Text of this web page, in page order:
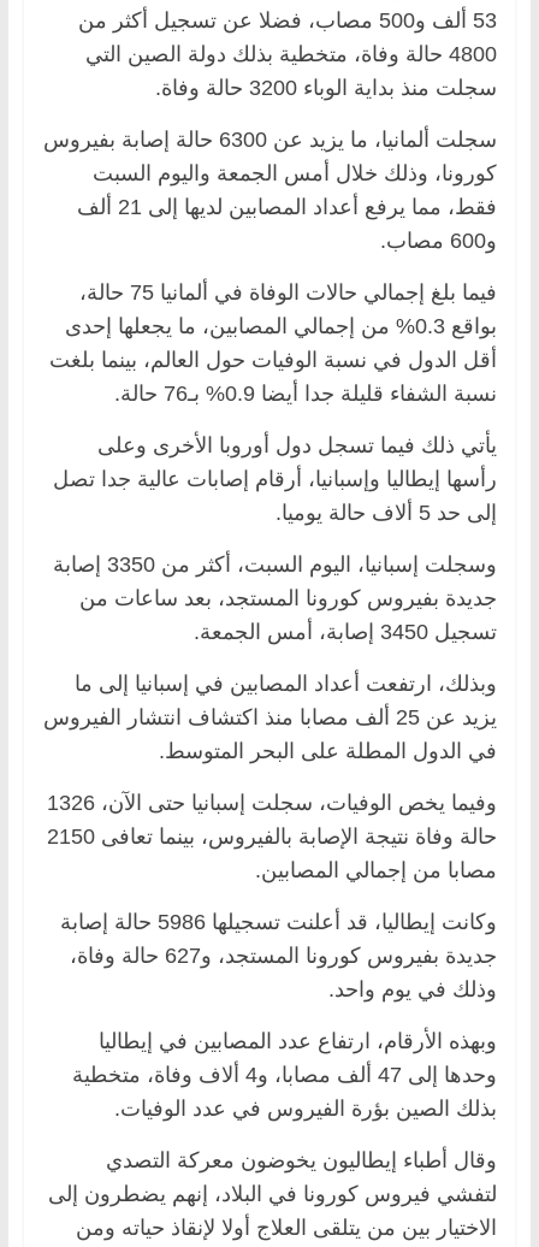
53 ألف و500 مصاب، فضلا عن تسجيل أكثر من
4800 حالة وفاة، متخطية بذلك دولة الصين التي
سجلت منذ بداية الوباء 3200 حالة وفاة.
سجلت ألمانيا، ما يزيد عن 6300 حالة إصابة بفيروس
كورونا، وذلك خلال أمس الجمعة واليوم السبت
فقط، مما يرفع أعداد المصابين لديها إلى 21 ألف
و600 مصاب.
فيما بلغ إجمالي حالات الوفاة في ألمانيا 75 حالة،
بواقع 0.3% من إجمالي المصابين، ما يجعلها إحدى
أقل الدول في نسبة الوفيات حول العالم، بينما بلغت
نسبة الشفاء قليلة جدا أيضا 0.9% بـ76 حالة.
يأتي ذلك فيما تسجل دول أوروبا الأخرى وعلى
رأسها إيطاليا وإسبانيا، أرقام إصابات عالية جدا تصل
إلى حد 5 ألاف حالة يوميا.
وسجلت إسبانيا، اليوم السبت، أكثر من 3350 إصابة
جديدة بفيروس كورونا المستجد، بعد ساعات من
تسجيل 3450 إصابة، أمس الجمعة.
وبذلك، ارتفعت أعداد المصابين في إسبانيا إلى ما
يزيد عن 25 ألف مصابا منذ اكتشاف انتشار الفيروس
في الدول المطلة على البحر المتوسط.
وفيما يخص الوفيات، سجلت إسبانيا حتى الآن، 1326
حالة وفاة نتيجة الإصابة بالفيروس، بينما تعافى 2150
مصابا من إجمالي المصابين.
وكانت إيطاليا، قد أعلنت تسجيلها 5986 حالة إصابة
جديدة بفيروس كورونا المستجد، و627 حالة وفاة،
وذلك في يوم واحد.
وبهذه الأرقام، ارتفاع عدد المصابين في إيطاليا
وحدها إلى 47 ألف مصابا، و4 ألاف وفاة، متخطية
بذلك الصين بؤرة الفيروس في عدد الوفيات.
وقال أطباء إيطاليون يخوضون معركة التصدي
لتفشي فيروس كورونا في البلاد، إنهم يضطرون إلى
الاختيار بين من يتلقى العلاج أولا لإنقاذ حياته ومن